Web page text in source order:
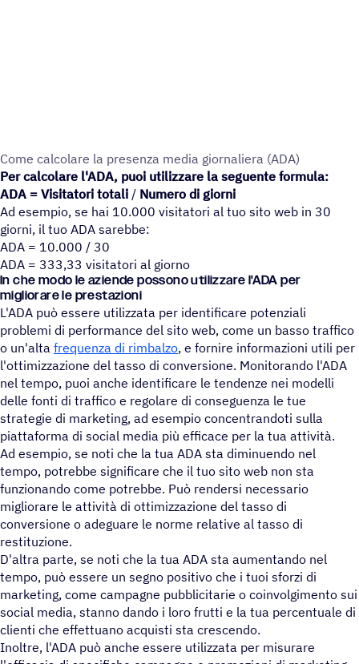
Come calco­lare la presenza media gior­na­liera (ADA)
Per calcolare l'ADA, puoi utilizzare la seguente formula:
ADA = Visitatori totali / Numero di giorni
Ad esempio, se hai 10.000 visitatori al tuo sito web in 30
giorni, il tuo ADA sarebbe:
ADA = 10.000 / 30
ADA = 333,33 visitatori al giorno
In che modo le aziende possono utilizzare l'ADA per
migliorare le prestazioni
L'ADA può essere utilizzata per identificare potenziali
problemi di performance del sito web, come un basso traffico
o un'alta frequenza di rimbalzo, e fornire informazioni utili per
l'ottimizzazione del tasso di conversione. Monitorando l'ADA
nel tempo, puoi anche identificare le tendenze nei modelli
delle fonti di traffico e regolare di conseguenza le tue
strategie di marketing, ad esempio concentrandoti sulla
piattaforma di social media più efficace per la tua attività.
Ad esempio, se noti che la tua ADA sta diminuendo nel
tempo, potrebbe significare che il tuo sito web non sta
funzionando come potrebbe. Può rendersi necessario
migliorare le attività di ottimizzazione del tasso di
conversione o adeguare le norme relative al tasso di
restituzione.
D'altra parte, se noti che la tua ADA sta aumentando nel
tempo, può essere un segno positivo che i tuoi sforzi di
marketing, come campagne pubblicitarie o coinvolgimento sui
social media, stanno dando i loro frutti e la tua percentuale di
clienti che effettuano acquisti sta crescendo.
Inoltre, l'ADA può anche essere utilizzata per misurare